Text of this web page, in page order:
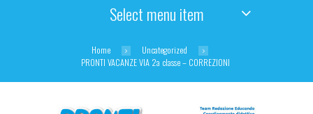
Select menu item
Home
Uncategorized
PRONTI VACANZE VIA 2a classe – CORREZIONI